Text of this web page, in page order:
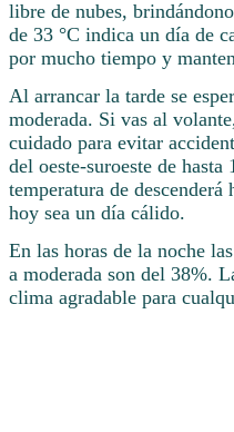
libre de nubes,
de 33 °C indica un día de
por mucho tiempo y
Al arrancar la tarde se
moderada. Si vas al
cuidado para evitar
del oeste-suroeste de
temperatura de descenderá
hoy sea un día cálido.
En las horas de la noche
a moderada son del 38%.
clima agradable para